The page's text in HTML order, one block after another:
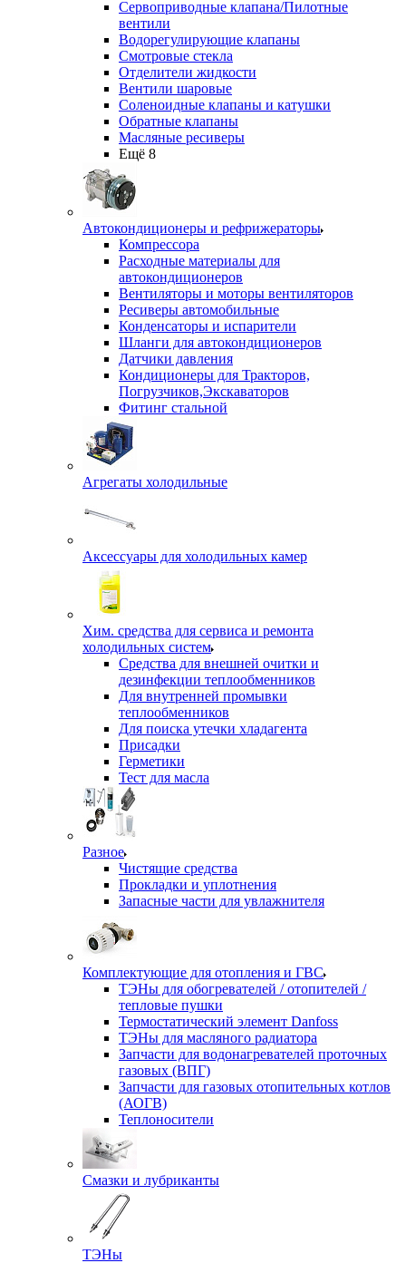
Сервоприводные клапана/Пилотные
вентили
Водорегулирующие клапаны
Смотровые стекла
Отделители жидкости
Вентили шаровые
Соленоидные клапаны и катушки
Обратные клапаны
Масляные ресиверы
Ещё 8
Автокондиционеры и рефрижераторы
Компрессора
Расходные материалы для
автокондиционеров
Вентиляторы и моторы вентиляторов
Ресиверы автомобильные
Конденсаторы и испарители
Шланги для автокондиционеров
Датчики давления
Кондиционеры для Тракторов,
Погрузчиков,Экскаваторов
Фитинг стальной
Агрегаты холодильные
Аксессуары для холодильных камер
Хим. средства для сервиса и ремонта
холодильных систем
Средства для внешней очитки и
дезинфекции теплообменников
Для внутренней промывки
теплообменников
Для поиска утечки хладагента
Присадки
Герметики
Тест для масла
Разное
Чистящие средства
Прокладки и уплотнения
Запасные части для увлажнителя
Комплектующие для отопления и ГВС
ТЭНы для обогревателей / отопителей /
тепловые пушки
Термостатический элемент Danfoss
ТЭНы для масляного радиатора
Запчасти для водонагревателей проточных
газовых (ВПГ)
Запчасти для газовых отопительных котлов
(АОГВ)
Теплоносители
Смазки и лубриканты
ТЭНы